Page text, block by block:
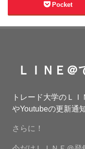
Pocket
ＬＩＮＥ＠
トレード大学のＬ
やYoutubeの更新通
さらに！